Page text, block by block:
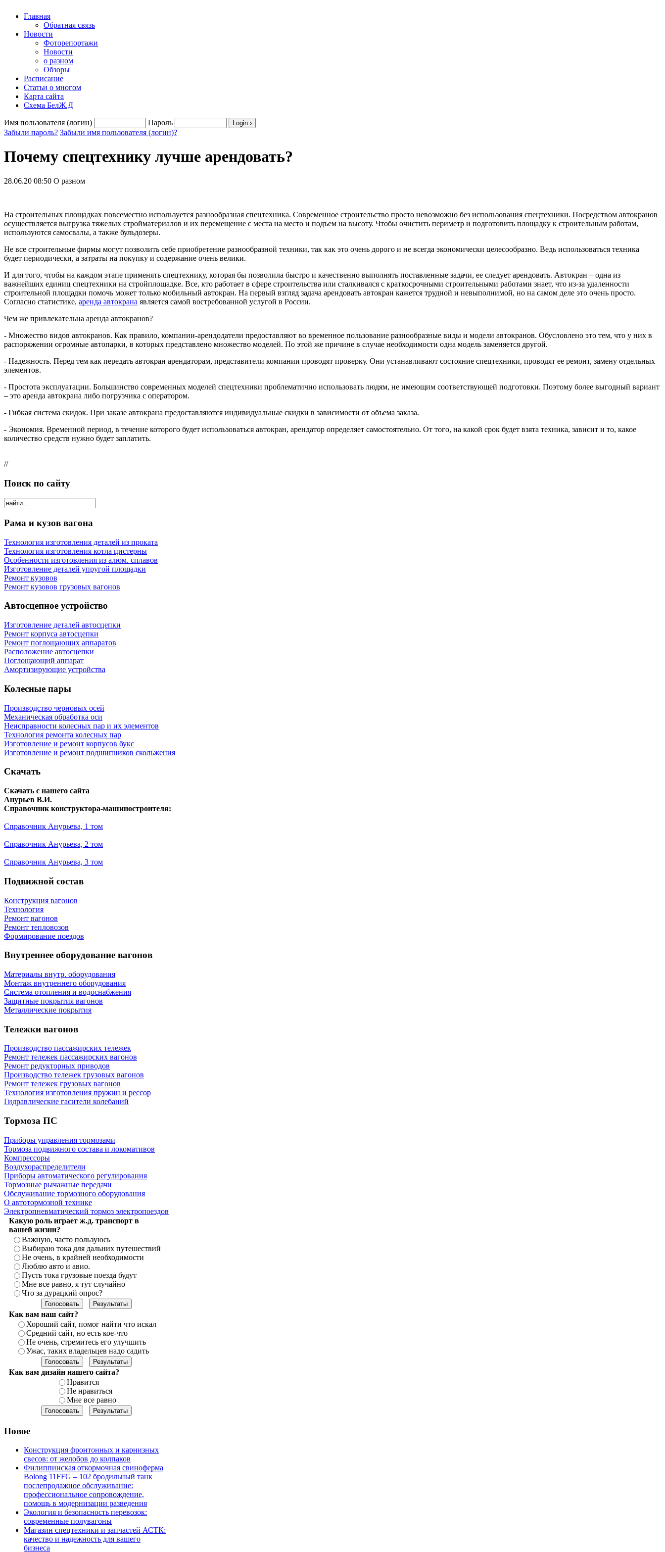
Главная
Обратная связь
Новости
Фоторепортажи
Новости
о разном
Обзоры
Расписание
Статьи о многом
Карта сайта
Схема БелЖ.Д
Имя пользователя (логин)
Пароль
Забыли пароль? Забыли имя пользователя (логин)?
Почему спецтехнику лучше арендовать?
28.06.20 08:50 О разном
На строительных площадках повсеместно используется разнообразная спецтехника. Современное строительство просто невозможно без использования спецтехники. Посредством автокранов
осуществляется выгрузка тяжелых стройматериалов и их перемещение с места на место и подъем на высоту. Чтобы очистить периметр и подготовить площадку к строительным работам,
используются самосвалы, а также бульдозеры.
Не все строительные фирмы могут позволить себе приобретение разнообразной техники, так как это очень дорого и не всегда экономически целесообразно. Ведь использоваться техника
будет периодически, а затраты на покупку и содержание очень велики.
И для того, чтобы на каждом этапе применять спецтехнику, которая бы позволила быстро и качественно выполнять поставленные задачи, ее следует арендовать. Автокран – одна из
важнейших единиц спецтехники на стройплощадке. Все, кто работает в сфере строительства или сталкивался с краткосрочными строительными работами знает, что из-за удаленности
строительной площадки помочь может только мобильный автокран. На первый взгляд задача арендовать автокран кажется трудной и невыполнимой, но на самом деле это очень просто.
Согласно статистике, аренда автокрана является самой востребованной услугой в России.
Чем же привлекательна аренда автокранов?
- Множество видов автокранов. Как правило, компании-арендодатели предоставляют во временное пользование разнообразные виды и модели автокранов. Обусловлено это тем, что у них в
распоряжении огромные автопарки, в которых представлено множество моделей. По этой же причине в случае необходимости одна модель заменяется другой.
- Надежность. Перед тем как передать автокран арендаторам, представители компании проводят проверку. Они устанавливают состояние спецтехники, проводят ее ремонт, замену отдельных
элементов.
- Простота эксплуатации. Большинство современных моделей спецтехники проблематично использовать людям, не имеющим соответствующей подготовки. Поэтому более выгодный вариант
– это аренда автокрана либо погрузчика с оператором.
- Гибкая система скидок. При заказе автокрана предоставляются индивидуальные скидки в зависимости от объема заказа.
- Экономия. Временной период, в течение которого будет использоваться автокран, арендатор определяет самостоятельно. От того, на какой срок будет взята техника, зависит и то, какое
количество средств нужно будет заплатить.
//
Поиск по сайту
Рама и кузов вагона
Технология изготовления деталей из проката
Технология изготовления котла цистерны
Особенности изготовления из алюм. сплавов
Изготовление деталей упругой площадки
Ремонт кузовов
Ремонт кузовов грузовых вагонов
Автосцепное устройство
Изготовление деталей автосцепки
Ремонт корпуса автосцепки
Ремонт поглощающих аппаратов
Расположение автосцепки
Поглощающий аппарат
Амортизирующие устройства
Колесные пары
Производство черновых осей
Механическая обработка оси
Неисправности колесных пар и их элементов
Технология ремонта колесных пар
Изготовление и ремонт корпусов букс
Изготовление и ремонт подшипников скольжения
Скачать
Скачать с нашего сайта
Анурьев В.И.
Справочник конструктора-машиностроителя:
Справочник Анурьева, 1 том
Справочник Анурьева, 2 том
Справочник Анурьева, 3 том
Подвижной состав
Конструкция вагонов
Технология
Ремонт вагонов
Ремонт тепловозов
Формирование поездов
Внутреннее оборудование вагонов
Материалы внутр. оборудования
Монтаж внутреннего оборудования
Cистема отопления и водоснабжения
Защитные покрытия вагонов
Металлические покрытия
Тележки вагонов
Производство пассажирских тележек
Ремонт тележек пассажирских вагонов
Ремонт редукторных приводов
Производство тележек грузовых вагонов
Ремонт тележек грузовых вагонов
Технология изготовления пружин и рессор
Гидравлические гасители колебаний
Тормоза ПС
Приборы управления тормозами
Тормоза подвижного состава и локомативов
Компрессоры
Воздухораспределители
Приборы автоматического регулирования
Тормозные рычажные передачи
Обслуживание тормозного оборудования
О автотормозной технике
Электропневматический тормоз электропоездов
Какую роль играет ж.д. транспорт в
вашей жизни?
Важную, часто пользуюсь
Выбираю тока для дальних путешествий
Не очень, в крайней необходимости
Люблю авто и авио.
Пусть тока грузовые поезда будут
Мне все равно, я тут случайно
Что за дурацкий опрос?
Как вам наш сайт?
Хороший сайт, помог найти что искал
Средний сайт, но есть кое-что
Не очень, стремитесь его улучшить
Ужас, таких владельцев надо садить
Как вам дизайн нашего сайта?
Нравится
Не нравиться
Мне все равно
Новое
Конструкция фронтонных и карнизных
свесов: от желобов до колпаков
Филиппинская откормочная свиноферма
Bolong 11FFG – 102 бродильный танк
послепродажное обслуживание:
профессиональное сопровождение,
помощь в модернизации разведения
Экология и безопасность перевозок:
современные полувагоны
Магазин спецтехники и запчастей АСТК:
качество и надежность для вашего
бизнеса